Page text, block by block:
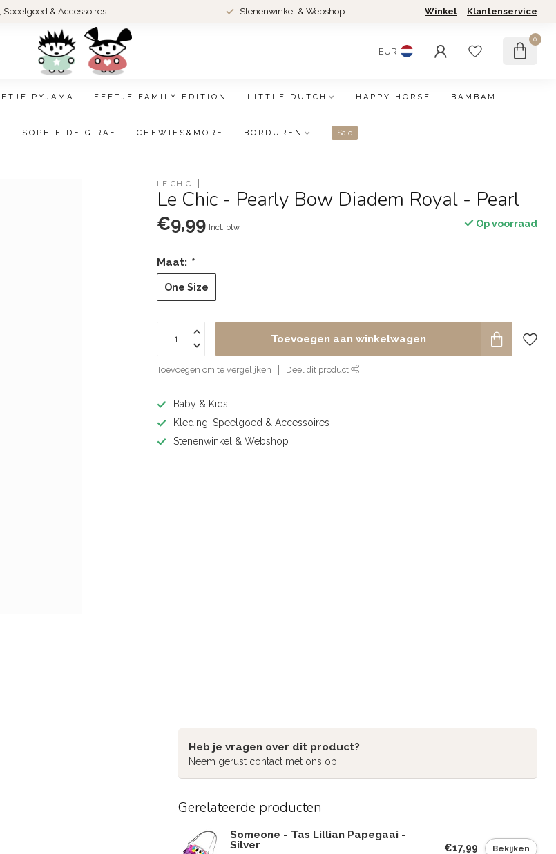
Speelgoed & Accessoires Stenenwinkel & Webshop Winkel Klantenservice
EUR
0
PYJAMA FEETJE FAMILY EDITION LITTLE DUTCH HAPPY HORSE BAMBAM
SOPHIE DE GIRAF CHEWIES&MORE BORDUREN Sale
LE CHIC
Le Chic - Pearly Bow Diadem Royal - Pearl
€9,99 Incl. btw Op voorraad
Maat: *
One Size
Toevoegen aan winkelwagen
Toevoegen om te vergelijken Deel dit product
Baby & Kids
Kleding, Speelgoed & Accessoires
Stenenwinkel & Webshop
Heb je vragen over dit product?
Neem gerust contact met ons op!
Gerelateerde producten
Someone - Tas Lillian Papegaai -
Silver
€17,99 Bekijken